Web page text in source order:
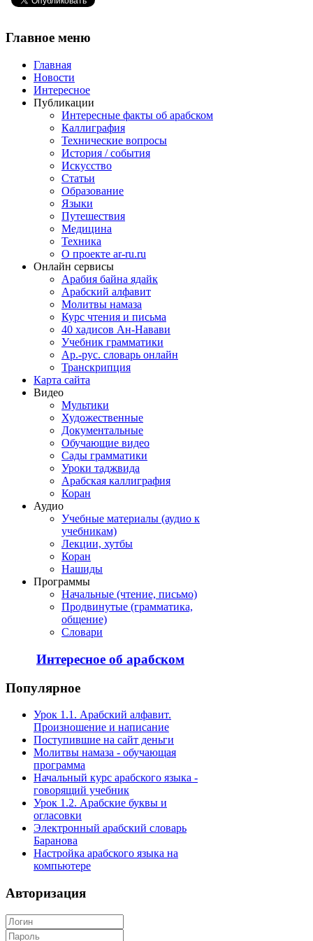
Главное меню
Главная
Новости
Интересное
Публикации
Интересные факты об арабском
Каллиграфия
Технические вопросы
История / события
Искусство
Статьи
Образование
Языки
Путешествия
Медицина
Техника
О проекте ar-ru.ru
Онлайн сервисы
Арабия байна ядайк
Арабский алфавит
Молитвы намаза
Курс чтения и письма
40 хадисов Ан-Навави
Учебник грамматики
Ар.-рус. словарь онлайн
Транскрипция
Карта сайта
Видео
Мультики
Художественные
Документальные
Обучающие видео
Сады грамматики
Уроки таджвида
Арабская каллиграфия
Коран
Аудио
Учебные материалы (аудио к
учебникам)
Лекции, хутбы
Коран
Нашиды
Программы
Начальные (чтение, письмо)
Продвинутые (грамматика,
общение)
Словари
Интересное об арабском
Популярное
Урок 1.1. Арабский алфавит.
Произношение и написание
Поступившие на сайт деньги
Молитвы намаза - обучающая
программа
Начальный курс арабского языка -
говорящий учебник
Урок 1.2. Арабские буквы и
огласовки
Электронный арабский словарь
Баранова
Настройка арабского языка на
компьютере
Авторизация